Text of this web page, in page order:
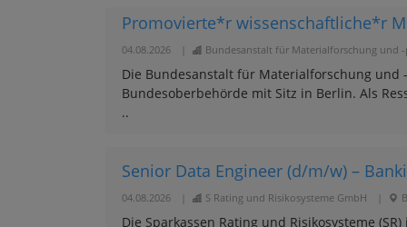
Promovierte*r wissenschaftliche*r
04.08.2026 Bundesanstalt für Materialforschung und -
Die Bundesanstalt für Materialforschung und
Bundesoberbehörde mit Sitz in Berlin. Als
..
Senior Data Engineer (d/m/w) –
04.08.2026 S Rating und Risikosysteme GmbH
Die Sparkassen Rating und Risikosysteme